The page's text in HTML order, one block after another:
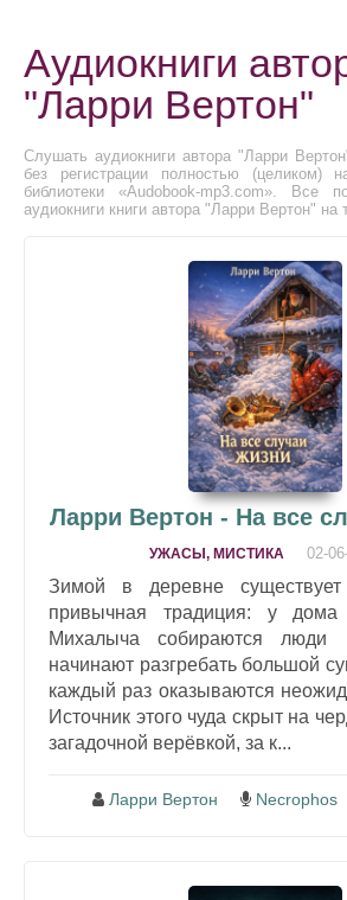
Аудиокниги
"Ларри Вертон"
Слушать аудиокниги автора "Ларри
без регистрации полностью (целиком)
библиотеки «Audobook-mp3.com». Все
аудиокниги книги автора "Ларри Вертон"
Ларри Вертон - На все
УЖАСЫ, МИСТИКА 02-
Зимой в деревне
привычная традиция: у дома
Михалыча собираются люди
начинают разгребать большой
каждый раз оказываются
Источник этого чуда скрыт на
загадочной верёвкой, за к...
Ларри Вертон Necrophos